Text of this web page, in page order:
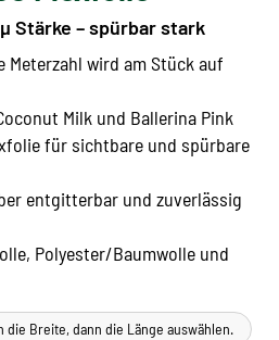
Stärke – spürbar stark
Meterzahl wird am Stück auf
Milk und Ballerina Pink
für sichtbare und spürbare
entgitterbar und zuverlässig
Polyester/Baumwolle und
die Breite, dann die Länge auswählen.